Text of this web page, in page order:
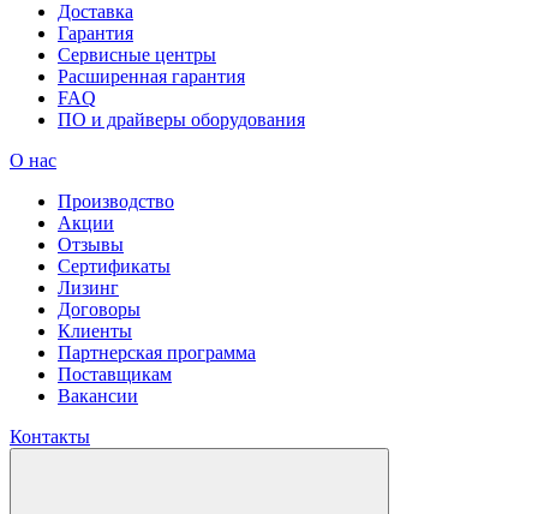
Доставка
Гарантия
Сервисные центры
Расширенная гарантия
FAQ
ПО и драйверы оборудования
О нас
Производство
Акции
Отзывы
Сертификаты
Лизинг
Договоры
Клиенты
Партнерская программа
Поставщикам
Вакансии
Контакты